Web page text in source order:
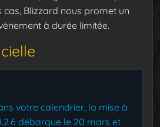
Blizzard nous promet un
à durée limitée.
votre calendrier, la mise à
débarque le 20 mars et